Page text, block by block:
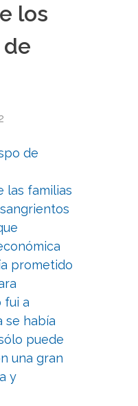
los
de
las familias
prometido
fui a
se había
puede
una gran
y